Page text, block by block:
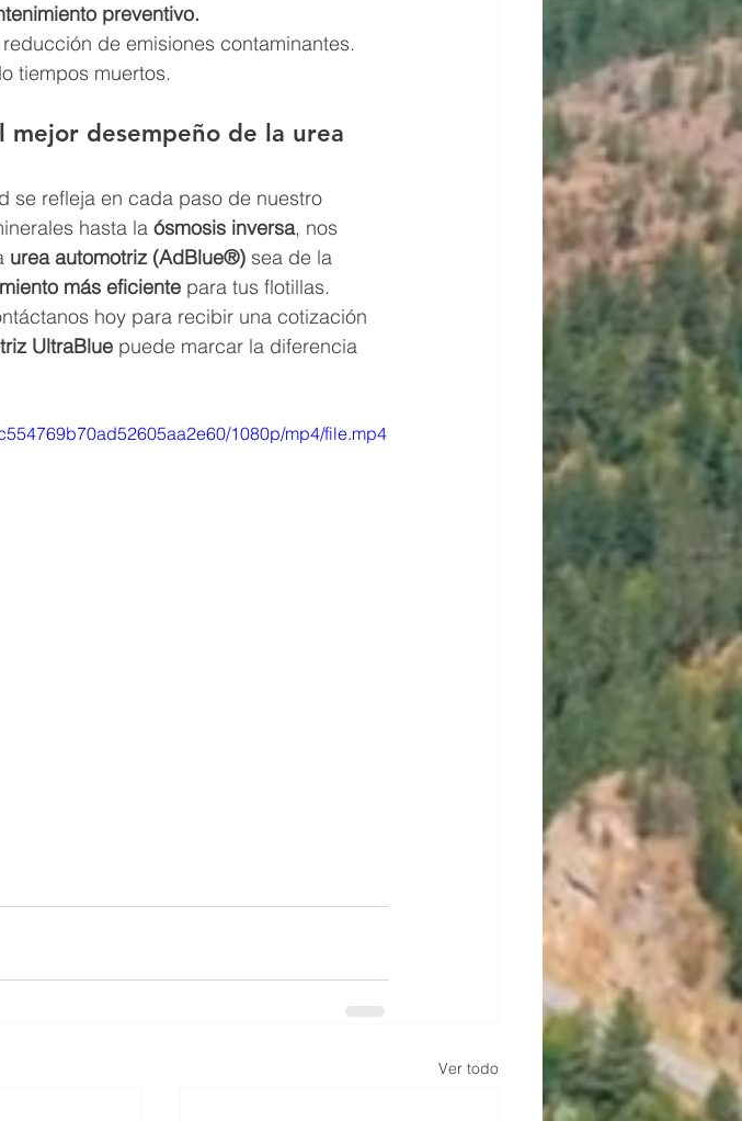
preventivo.
de emisiones contaminantes.
tiempos muertos.
mejor desempeño de la urea
se refleja en cada paso de nuestro
hasta la ósmosis inversa, nos
urea automotriz (AdBlue®) sea de la
más eficiente para tus flotillas.
hoy para recibir una cotización
UltraBlue puede marcar la diferencia
1080p/mp4/file.mp4
Ver todo